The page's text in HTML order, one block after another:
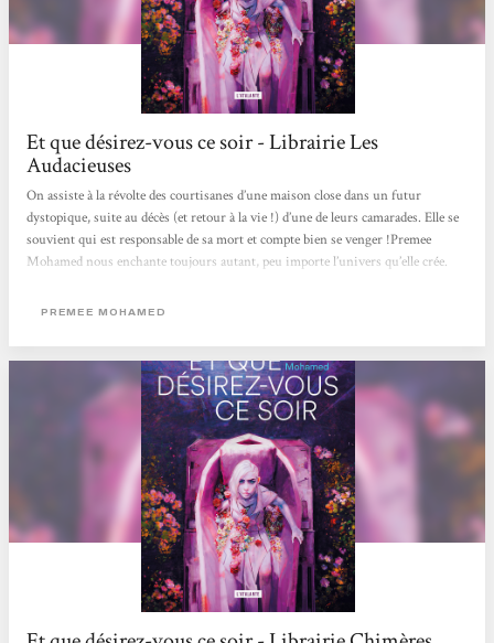
Et que désirez-vous ce soir - Librairie Les
Audacieuses
On assiste à la révolte des courtisanes d’une maison close dans un futur
dystopique, suite au décès (et retour à la vie !) d’une de leurs camarades. Elle se
souvient qui est responsable de sa mort et compte bien se venger !Premee
Mohamed nous enchante toujours autant, peu importe l’univers qu’elle crée.
PREMEE MOHAMED